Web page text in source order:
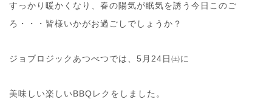
すっかり暖かくなり、春の陽気が眠気を誘う今日このご
ろ・・・皆様いかがお過ごしでしょうか？
ジョブロジックあつべつでは、5月24日㈯に
美味しい楽しいBBQレクをしました。